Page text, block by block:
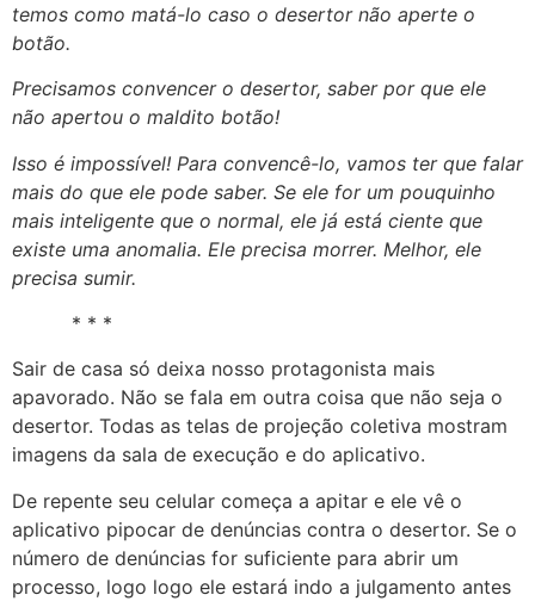
temos como matá-lo caso o desertor não aperte o
botão.
Precisamos convencer o desertor, saber por que ele
não apertou o maldito botão!
Isso é impossível! Para convencê-lo, vamos ter que falar
mais do que ele pode saber. Se ele for um pouquinho
mais inteligente que o normal, ele já está ciente que
existe uma anomalia. Ele precisa morrer. Melhor, ele
precisa sumir.
* * *
Sair de casa só deixa nosso protagonista mais
apavorado. Não se fala em outra coisa que não seja o
desertor. Todas as telas de projeção coletiva mostram
imagens da sala de execução e do aplicativo.
De repente seu celular começa a apitar e ele vê o
aplicativo pipocar de denúncias contra o desertor. Se o
número de denúncias for suficiente para abrir um
processo, logo logo ele estará indo a julgamento antes